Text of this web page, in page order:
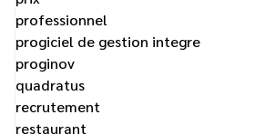
professionnel
progiciel de gestion integre
proginov
quadratus
recrutement
restaurant